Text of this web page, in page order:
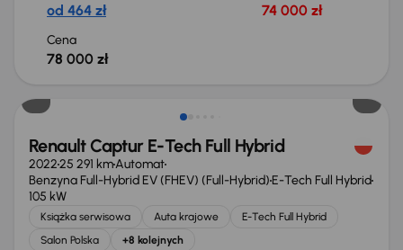
od 464 zł 74 000 zł
Cena
78 000 zł
Renault Captur E-Tech Full Hybrid
202225 291 kmAutomat
Benzyna Full-Hybrid EV (FHEV) (Full-Hybrid) E-Tech Full Hybrid
105 kW
Książka serwisowa Auta krajowe
E-Tech Full Hybrid
Salon Polska
+8 kolejnych